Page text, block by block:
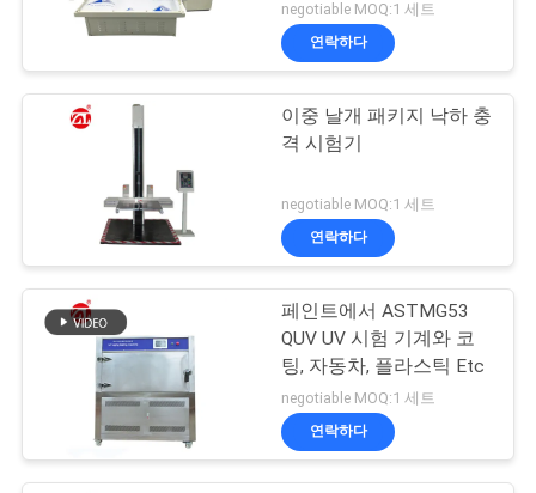
negotiable MOQ:1 세트
연락하다
이중 날개 패키지 낙하 충
격 시험기
negotiable MOQ:1 세트
연락하다
페인트에서 ASTMG53
QUV UV 시험 기계와 코
팅, 자동차, 플라스틱 Etc
negotiable MOQ:1 세트
연락하다